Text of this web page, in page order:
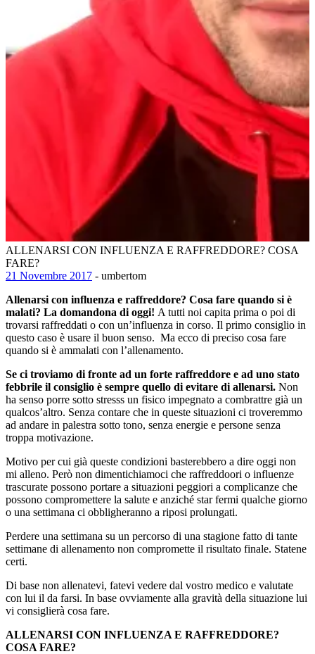
ALLENARSI CON INFLUENZA E RAFFREDDORE? COSA
FARE?
21 Novembre 2017 - umbertom
Allenarsi con influenza e raffreddore? Cosa fare quando si è
malati? La domandona di oggi! A tutti noi capita prima o poi di
trovarsi raffreddati o con un’influenza in corso. Il primo consiglio in
questo caso è usare il buon senso. Ma ecco di preciso cosa fare
quando si è ammalati con l’allenamento.
Se ci troviamo di fronte ad un forte raffreddore e ad uno stato
febbrile il consiglio è sempre quello di evitare di allenarsi. Non
ha senso porre sotto stresss un fisico impegnato a combrattre già un
qualcos’altro. Senza contare che in queste situazioni ci troveremmo
ad andare in palestra sotto tono, senza energie e persone senza
troppa motivazione.
Motivo per cui già queste condizioni basterebbero a dire oggi non
mi alleno. Però non dimentichiamoci che raffreddoori o influenze
trascurate possono portare a situazioni peggiori a complicanze che
possono compromettere la salute e anziché star fermi qualche giorno
o una settimana ci obbligheranno a riposi prolungati.
Perdere una settimana su un percorso di una stagione fatto di tante
settimane di allenamento non compromette il risultato finale. Statene
certi.
Di base non allenatevi, fatevi vedere dal vostro medico e valutate
con lui il da farsi. In base ovviamente alla gravità della situazione lui
vi consiglierà cosa fare.
ALLENARSI CON INFLUENZA E RAFFREDDORE?
COSA FARE?